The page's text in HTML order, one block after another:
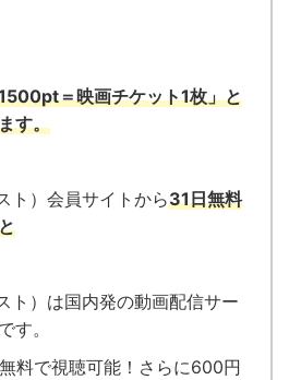
＝映画チケット1枚」と
す。
ト）会員サイトから31日無料
） は国内発の動画配信サー
です。
料で視聴可能！ さらに600円